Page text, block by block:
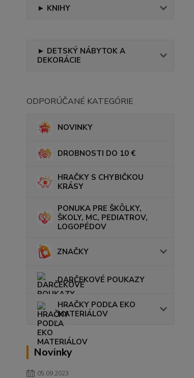
► KNIHY
► DETSKÝ NÁBYTOK A
DEKORÁCIE
ODPORÚČANÉ KATEGÓRIE
NOVINKY
DROBNOSTI DO 10 €
HRAČKY S CHYBIČKOU
KRÁSY
PONUKA PRE ŠKÔLKY,
ŠKOLY, MC, PEDIATROV,
LOGOPÉDOV
ZNAČKY
DARČEKOVÉ POUKAZY
HRAČKY PODĽA EKO
MATERIÁLOV
Novinky
05.09.2023